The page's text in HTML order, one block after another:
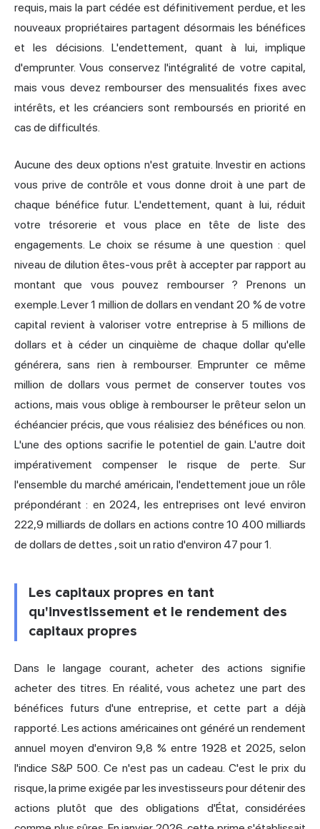
requis, mais la part cédée est définitivement perdue, et les
nouveaux propriétaires partagent désormais les bénéfices
et les décisions. L'endettement, quant à lui, implique
d'emprunter. Vous conservez l'intégralité de votre capital,
mais vous devez rembourser des mensualités fixes avec
intérêts, et les créanciers sont remboursés en priorité en
cas de difficultés.
Aucune des deux options n'est gratuite. Investir en actions
vous prive de contrôle et vous donne droit à une part de
chaque bénéfice futur. L'endettement, quant à lui, réduit
votre trésorerie et vous place en tête de liste des
engagements. Le choix se résume à une question : quel
niveau de dilution êtes-vous prêt à accepter par rapport au
montant que vous pouvez rembourser ? Prenons un
exemple. Lever 1 million de dollars en vendant 20 % de votre
capital revient à valoriser votre entreprise à 5 millions de
dollars et à céder un cinquième de chaque dollar qu'elle
générera, sans rien à rembourser. Emprunter ce même
million de dollars vous permet de conserver toutes vos
actions, mais vous oblige à rembourser le prêteur selon un
échéancier précis, que vous réalisiez des bénéfices ou non.
L'une des options sacrifie le potentiel de gain. L'autre doit
impérativement compenser le risque de perte. Sur
l'ensemble du marché américain, l'endettement joue un rôle
prépondérant : en 2024, les entreprises ont levé environ
222,9 milliards de dollars en actions contre 10 400 milliards
de dollars de dettes , soit un ratio d'environ 47 pour 1.
Les capitaux propres en tant
qu'investissement et le rendement des
capitaux propres
Dans le langage courant, acheter des actions signifie
acheter des titres. En réalité, vous achetez une part des
bénéfices futurs d'une entreprise, et cette part a déjà
rapporté. Les actions américaines ont généré un rendement
annuel moyen d'environ 9,8 % entre 1928 et 2025, selon
l'indice S&P 500. Ce n'est pas un cadeau. C'est le prix du
risque, la prime exigée par les investisseurs pour détenir des
actions plutôt que des obligations d'État, considérées